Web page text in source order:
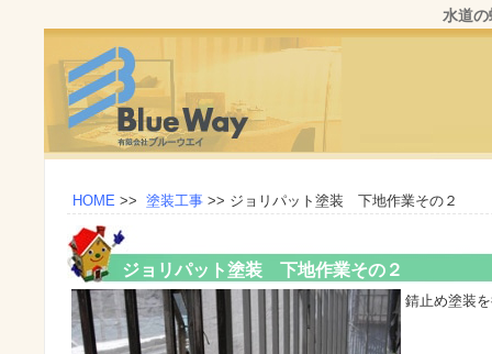
水道
HOME >> 塗装工事 >> ジョリパット塗装 下地作業その２
ジョリパット塗装 下地作業その２
錆止め塗装